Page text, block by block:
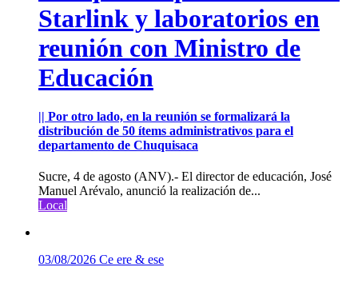
Starlink y laboratorios en
reunión con Ministro de
Educación
|| Por otro lado, en la reunión se formalizará la
distribución de 50 ítems administrativos para el
departamento de Chuquisaca
Sucre, 4 de agosto (ANV).- El director de educación, José
Manuel Arévalo, anunció la realización de...
Local
03/08/2026 Ce ere & ese